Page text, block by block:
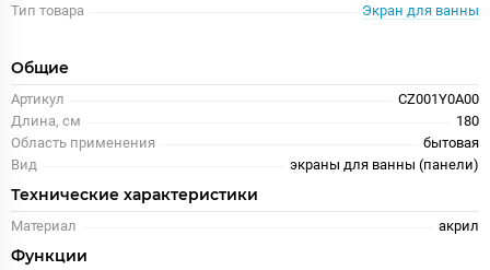
Тип товара
Экран для ванны
Общие
Артикул
CZ001Y0A00
Длина, см
180
Область применения
бытовая
Вид
экраны для ванны (панели)
Технические характеристики
Материал акрил
Функции